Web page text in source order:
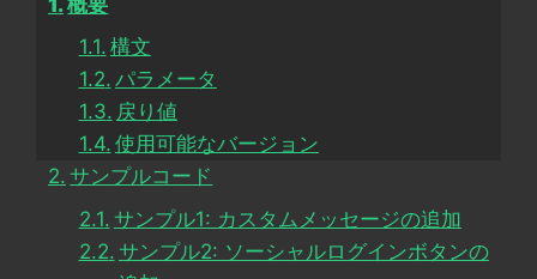
構文
パラメータ
戻り値
使用可能なバージョン
サンプルコード
サンプル1: カスタムメッセージの追加
サンプル2: ソーシャルログインボタンの